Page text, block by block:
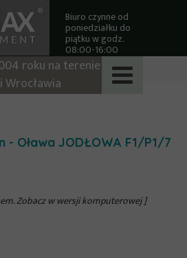
Biuro czynne od
poniedziałku do
piątku w godz.
08:00-16:00
roku na terenie
Wrocławia
- Oława JODŁOWA F1/P1/7
Zobacz w wersji komputerowej ]